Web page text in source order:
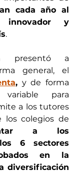
cada año al
innovador y
.
presentó a
general, el
, y de forma
para
a los tutores
los colegios de
a los
6 sectores
en la
diversificación